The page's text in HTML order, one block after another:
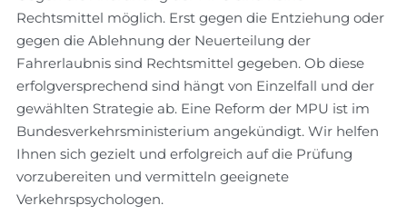
Rechtsmittel möglich. Erst gegen die Entziehung oder
gegen die Ablehnung der Neuerteilung der
Fahrerlaubnis sind Rechtsmittel gegeben. Ob diese
erfolgversprechend sind hängt von Einzelfall und der
gewählten Strategie ab. Eine Reform der MPU ist im
Bundesverkehrsministerium angekündigt. Wir helfen
Ihnen sich gezielt und erfolgreich auf die Prüfung
vorzubereiten und vermitteln geeignete
Verkehrspsychologen.